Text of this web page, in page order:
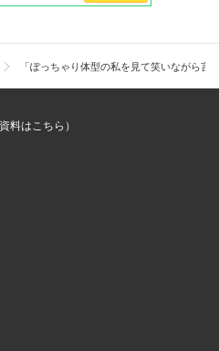
「ぽっちゃり体型の私を見て笑いながら
料はこちら）